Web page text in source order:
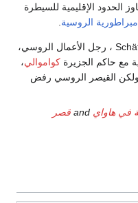
الحدود الإقليمية للسيطرة
الروسية
، ذهب الدكتور شيفر Schäffer ، رجل الأعمال الروسي،
مع حاكم الجزيرة كواموالي،
ولكن القيصر الروسي رفض
في هاواي
قصر